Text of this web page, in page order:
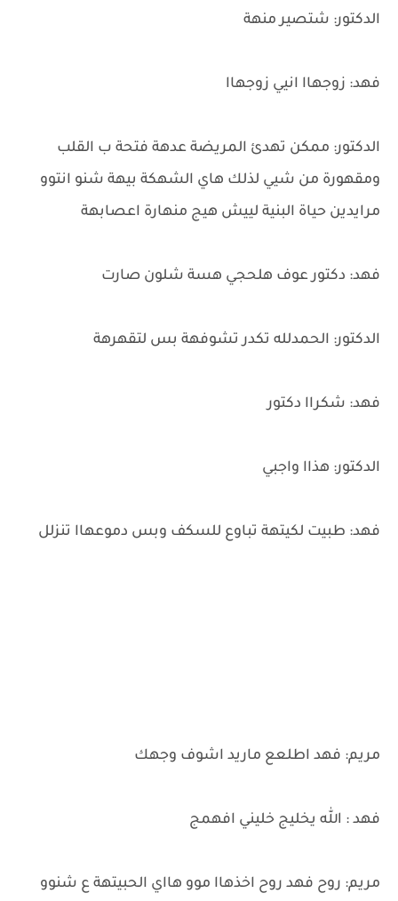
الدكتور: شتصير منهة
فهد: زوجهاا انيي زوجهاا
الدكتور: ممكن تهدئ المريضة عدهة فتحة ب القلب
ومقهورة من شيي لذلك هاي الشهكة بيهة شنو انتوو
مرايدين حياة البنية لييش هيج منهارة اعصابهة
فهد: دكتور عوف هلحجي هسة شلون صارت
الدكتور: الحمدلله تكدر تشوفهة بس لتقهرهة
فهد: شكراا دكتور
الدكتور: هذاا واجبي
فهد: طبيت لكيتهة تباوع للسكف وبس دموعهاا تنزلل
مريم: فهد اطلعع ماريد اشوف وجهك
فهد : الله يخليج خليني افهمج
مريم: روح فهد روح اخذهاا موو هااي الحبيتهة ع شنوو